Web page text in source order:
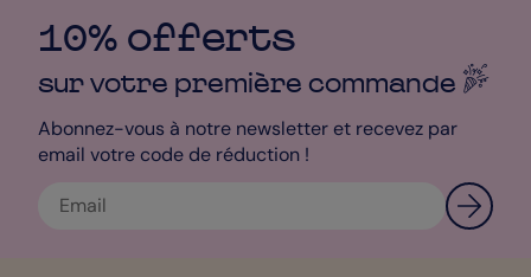
simple à réaliser qui fera sensation !
10% offerts
sur votre première commande
Abonnez-vous à notre newsletter et recevez par
email votre code de réduction !